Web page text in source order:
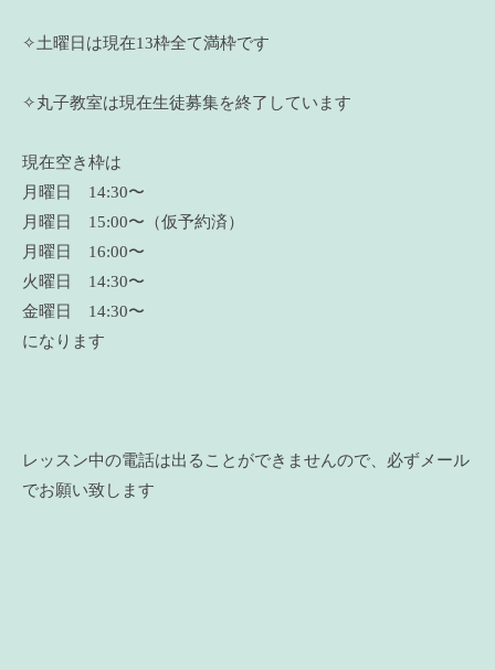
✧土曜日は現在13枠全て満枠です
✧丸子教室は現在生徒募集を終了しています
現在空き枠は
月曜日 14:30〜
月曜日 15:00〜（仮予約済）
月曜日 16:00〜
火曜日 14:30〜
金曜日 14:30〜
になります
レッスン中の電話は出ることができませんので、必ずメール
でお願い致します